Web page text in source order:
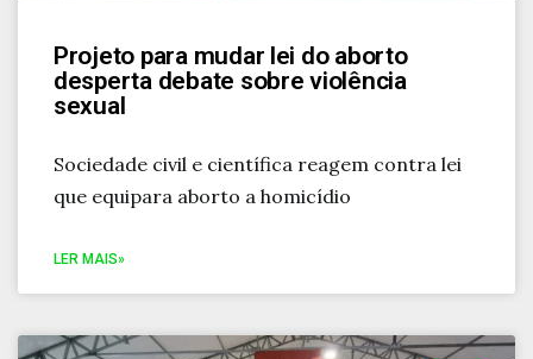
Projeto para mudar lei do aborto
desperta debate sobre violência
sexual
Sociedade civil e científica reagem contra lei
que equipara aborto a homicídio
LER MAIS»